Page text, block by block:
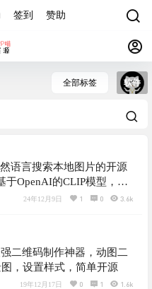
签到 赞助
全部标签 软件
语言搜索本地图片的开源
于OpenAI的CLIP模型，支
完全免费且离线运行
24年12月9日 1 0 3.6k
二维码制作神器，动图二
，设置样式，简单开源
19年12月17日 0 1 1.6k